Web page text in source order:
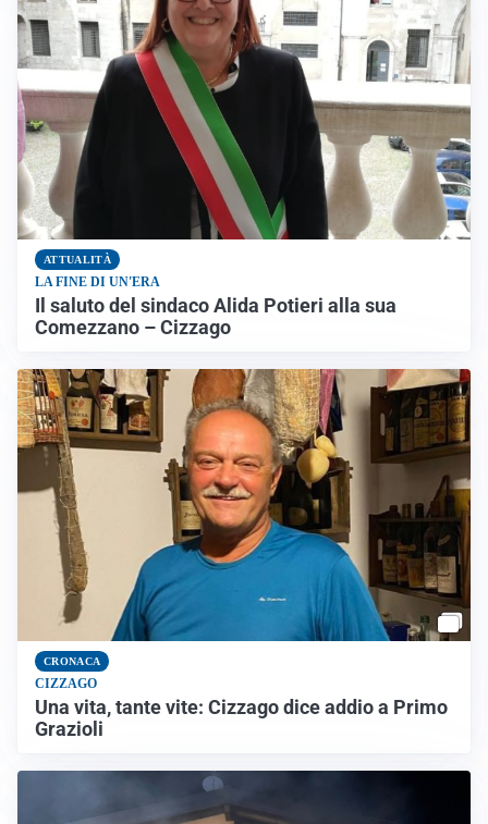
ATTUALITÀ
LA FINE DI UN'ERA
Il saluto del sindaco Alida Potieri alla sua
Comezzano – Cizzago
CRONACA
CIZZAGO
Una vita, tante vite: Cizzago dice addio a Primo
Grazioli